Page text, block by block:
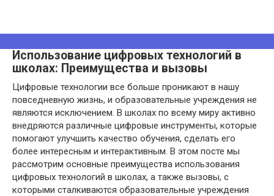
Использование цифровых технологий в
школах: Преимущества и вызовы
Цифровые технологии все больше проникают в нашу
повседневную жизнь, и образовательные учреждения не
являются исключением. В школах по всему миру активно
внедряются различные цифровые инструменты, которые
помогают улучшить качество обучения, сделать его
более интересным и интерактивным. В этом посте мы
рассмотрим основные преимущества использования
цифровых технологий в школах, а также вызовы, с
которыми сталкиваются образовательные учреждения